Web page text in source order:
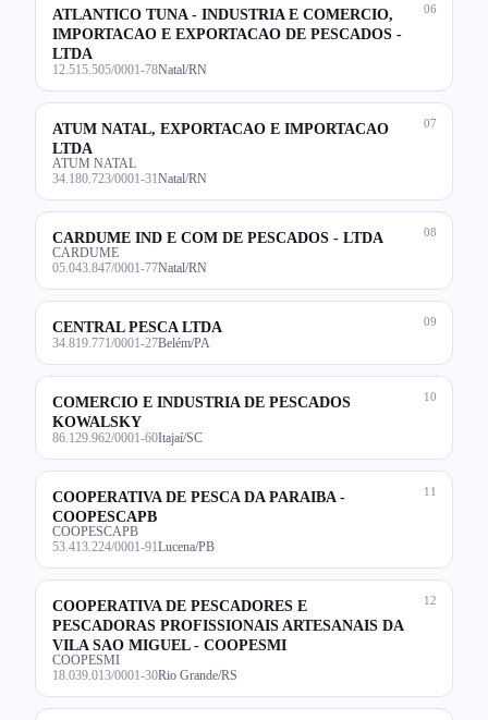
06
ATLANTICO TUNA - INDUSTRIA E COMERCIO,
IMPORTACAO E EXPORTACAO DE PESCADOS -
LTDA
12.515.505/0001-78Natal/RN
07
ATUM NATAL, EXPORTACAO E IMPORTACAO
LTDA
ATUM NATAL
34.180.723/0001-31 Natal/RN
08
CARDUME IND E COM DE PESCADOS - LTDA
CARDUME
05.043.847/0001-77Natal/RN
09
CENTRAL PESCA LTDA
34.819.771/0001-27Belém/PA
10
COMERCIO E INDUSTRIA DE PESCADOS
KOWALSKY
86.129.962/0001-60Itajaí/SC
11
COOPERATIVA DE PESCA DA PARAIBA -
COOPESCAPB
COOPESCAPB
53.413.224/0001-91 Lucena/PB
12
COOPERATIVA DE PESCADORES E
PESCADORAS PROFISSIONAIS ARTESANAIS DA
VILA SAO MIGUEL - COOPESMI
COOPESMI
18.039.013/0001-30Rio Grande/RS